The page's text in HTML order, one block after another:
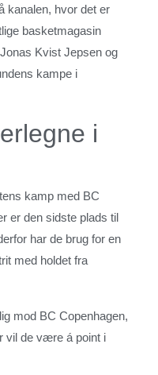
kanalen, hvor det er
basketmagasin
Kvist Jepsen og
kampe i
i
kamp med BC
er den sidste plads til
har de brug for en
med holdet fra
mod BC Copenhagen,
vil de være á point i